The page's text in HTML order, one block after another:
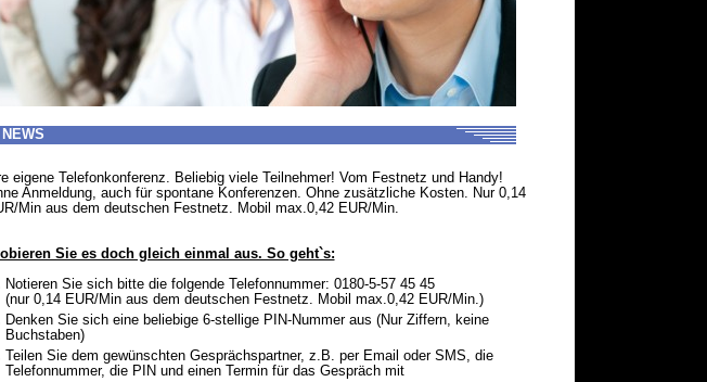
NEWS
eigene Telefonkonferenz. Beliebig viele Teilnehmer! Vom Festnetz und Handy!
Anmeldung, auch für spontane Konferenzen. Ohne zusätzliche Kosten. Nur 0,14
Min aus dem deutschen Festnetz. Mobil max.0,42 EUR/Min.
Sie es doch gleich einmal aus. So geht`s:
Notieren Sie sich bitte die folgende Telefonnummer: 0180-5-57 45 45
(nur 0,14 EUR/Min aus dem deutschen Festnetz. Mobil max.0,42 EUR/Min.)
Denken Sie sich eine beliebige 6-stellige PIN-Nummer aus (Nur Ziffern, keine
Buchstaben)
Teilen Sie dem gewünschten Gesprächspartner, z.B. per Email oder SMS, die
Telefonnummer, die PIN und einen Termin für das Gespräch mit